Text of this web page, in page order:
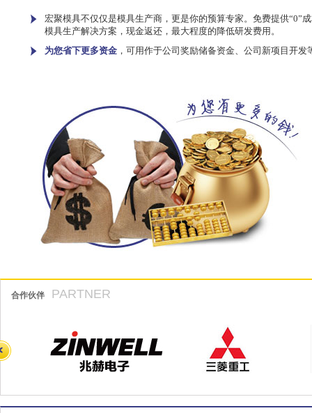
宏聚模具不仅仅是模具生产商，更是你的预算专家。免费提供“0”
模具生产解决方案，现金返还，最大程度的降低研发费用。
为您省下更多资金 ，可用作于公司奖励储备资金、公司新项目开发
合作伙伴 PARTNER